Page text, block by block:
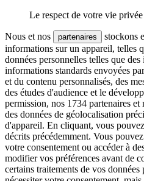
Le respect de votre vie
Nous et nos partenaires
stockons
informations sur un appareil, telles
données personnelles telles que
informations standards envoyées
et du contenu personnalisés, des
des études d'audience et le
permission, nos 1734 partenaires
des données de géolocalisation
d'appareil. En cliquant, vous
décrits précédemment. Vous
votre consentement ou accéder à
modifier vos préférences avant de
certains traitements de vos